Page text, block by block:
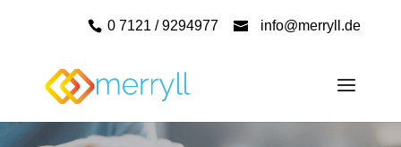
0 7121 / 9294977 info@merryll.de